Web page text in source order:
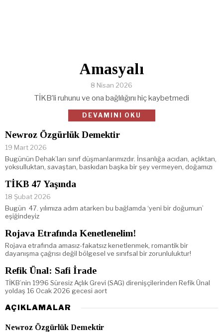
Amasyalı
8 Nisan 2026
TİKB’li ruhunu ve ona bağlılığını hiç kaybetmedi
DEVAMINI OKU
Newroz Özgürlük Demektir
19 Mart 2026
Bugünün Dehak’ları sınıf düşmanlarımızdır. İnsanlığa acıdan, açlıktan,
yoksulluktan, savaştan, baskıdan başka bir şey vermeyen, doğamızı
TİKB 47 Yaşında
18 Şubat 2026
Bugün 47. yılımıza adım atarken bu bağlamda ‘yeni bir doğumun’
eşiğindeyiz
Rojava Etrafında Kenetlenelim!
Rojava etrafında amasız-fakatsız kenetlenmek, romantik bir
dayanışma çağrısı değil bölgesel ve sınıfsal bir zorunluluktur!
Refik Ünal: Safi İrade
TİKB’nin 1996 Süresiz Açlık Grevi (SAG) direnişçilerinden Refik Ünal
yoldaş 16 Ocak 2026 gecesi aort
AÇIKLAMALAR
Newroz Özgürlük Demektir